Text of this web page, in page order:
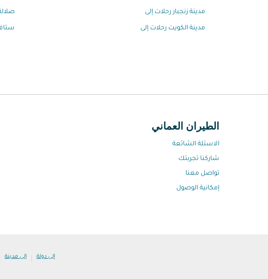
مدينة زنجبار رحلات إلى
مدينة الكويت رحلات إلى
الطيران العماني
الاسئلة الشائعة
شاركنا تجربتك
تواصل معنا
إمكانية الوصول
إلى دولة | إلى مدينة